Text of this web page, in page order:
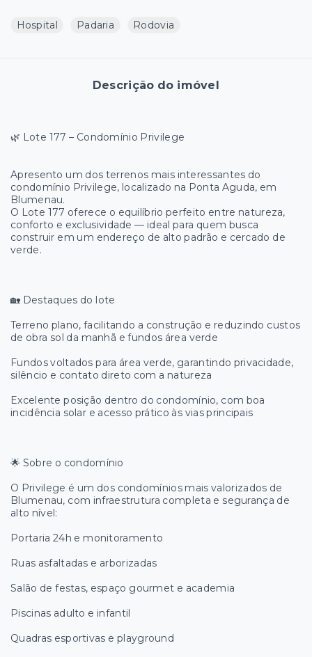
Hospital Padaria Rodovia
Descrição do imóvel
🌿 Lote 177 – Condomínio Privilege
Apresento um dos terrenos mais interessantes do
condomínio Privilege, localizado na Ponta Aguda, em
Blumenau.
O Lote 177 oferece o equilíbrio perfeito entre natureza,
conforto e exclusividade — ideal para quem busca
construir em um endereço de alto padrão e cercado de
verde.
🏡 Destaques do lote
Terreno plano, facilitando a construção e reduzindo custos
de obra sol da manhã e fundos área verde
Fundos voltados para área verde, garantindo privacidade,
silêncio e contato direto com a natureza
Excelente posição dentro do condomínio, com boa
incidência solar e acesso prático às vias principais
🌟 Sobre o condomínio
O Privilege é um dos condomínios mais valorizados de
Blumenau, com infraestrutura completa e segurança de
alto nível:
Portaria 24h e monitoramento
Ruas asfaltadas e arborizadas
Salão de festas, espaço gourmet e academia
Piscinas adulto e infantil
Quadras esportivas e playground